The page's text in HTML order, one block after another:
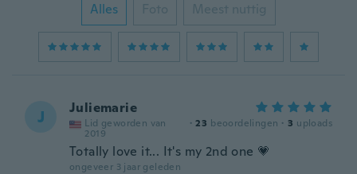
Alles Foto Meest nuttig
J Juliemarie
Lid geworden van
2019
· 23 beoordelingen · 3 uploads
Totally love it... It's my 2nd one 💗
ongeveer 3 jaar geleden